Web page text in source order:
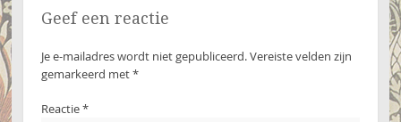
Geef een reactie
Je e-mailadres wordt niet gepubliceerd.Vereiste velden zijn
gemarkeerd met*
Reactie*